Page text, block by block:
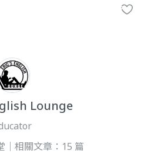
Lounge
｜相關文章：15 篇